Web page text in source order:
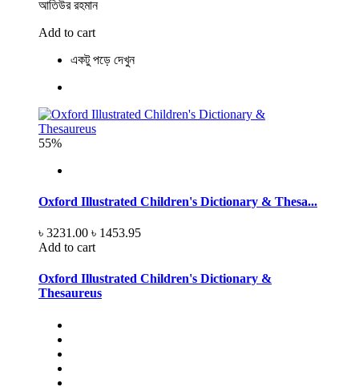
আতিউর রহমান
Add to cart
একটু পড়ে দেখুন
55%
Oxford Illustrated Children's Dictionary & Thesa...
৳ 3231.00 ৳ 1453.95
Add to cart
Oxford Illustrated Children's Dictionary &
Thesaureus